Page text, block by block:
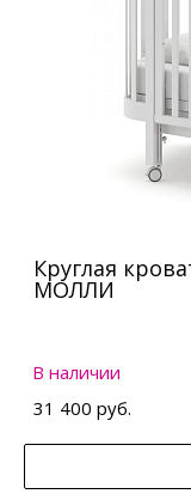
Круглая
МОЛЛИ
В наличии
31 400 руб.